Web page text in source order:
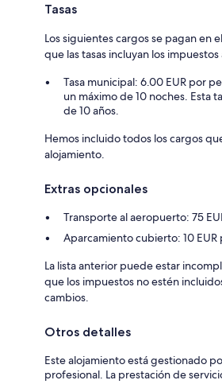
Tasas
Los siguientes cargos se pagan en
que las tasas incluyan los
Tasa municipal: 6.00 EUR por
un máximo de 10 noches. Esta
de 10 años.
Hemos incluido todos los cargos
alojamiento.
Extras opcionales
Transporte al aeropuerto: 75
Aparcamiento cubierto: 10 EUR
La lista anterior puede estar
que los impuestos no estén
cambios.
Otros detalles
Este alojamiento está gestionado
profesional. La prestación de